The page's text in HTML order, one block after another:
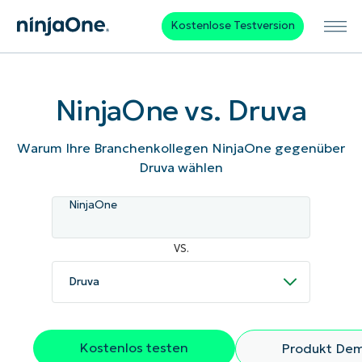
Kostenlose Testversion
NinjaOne vs. Druva
Warum Ihre Branchenkollegen NinjaOne gegenüber
Druva wählen
NinjaOne
VS.
Kostenlos testen Produkt